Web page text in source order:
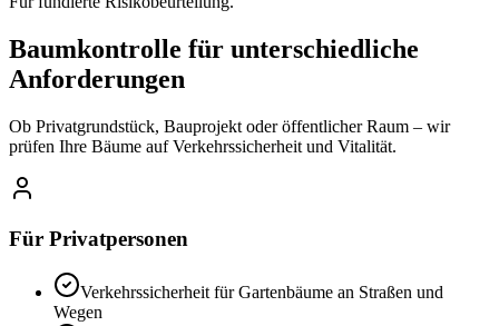
Baumkontrolle für unterschiedliche
Anforderungen
Ob Privatgrundstück, Bauprojekt oder öffentlicher Raum – wir
prüfen Ihre Bäume auf Verkehrssicherheit und Vitalität.
Für Privatpersonen
Verkehrssicherheit für Gartenbäume an Straßen und
Wegen